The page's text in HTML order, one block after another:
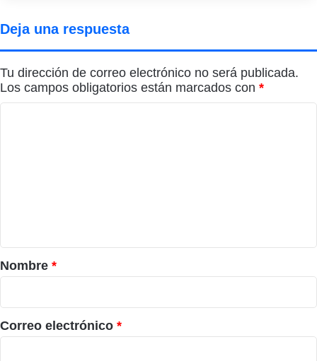
Deja una respuesta
Tu dirección de correo electrónico no será publicada.
Los campos obligatorios están marcados con *
r
i
o
*
Nombre *
Correo electrónico *